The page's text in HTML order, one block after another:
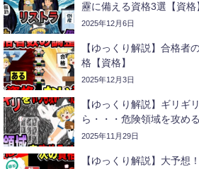
靂に備える資格3選【資格
2025年12月6日
【ゆっくり解説】合格者
格【資格】
2025年12月3日
【ゆっくり解説】ギリギ
ら・・・危険領域を攻め
2025年11月29日
【ゆっくり解説】大予想